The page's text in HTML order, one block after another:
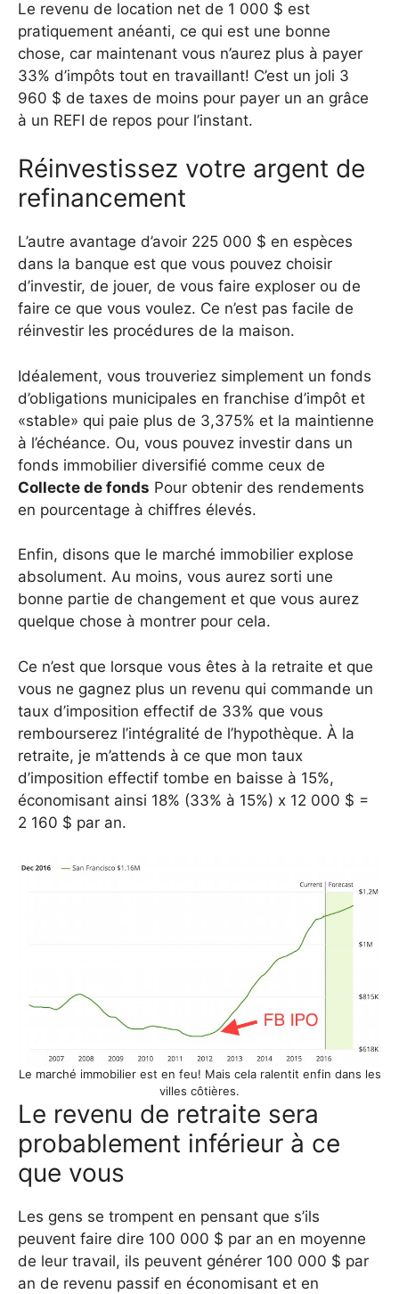
Le revenu de location net de 1 000 $ est
pratiquement anéanti, ce qui est une bonne
chose, car maintenant vous n’aurez plus à payer
33% d’impôts tout en travaillant! C’est un joli 3
960 $ de taxes de moins pour payer un an grâce
à un REFI de repos pour l’instant.
Réinvestissez votre argent de
refinancement
L’autre avantage d’avoir 225 000 $ en espèces
dans la banque est que vous pouvez choisir
d’investir, de jouer, de vous faire exploser ou de
faire ce que vous voulez. Ce n’est pas facile de
réinvestir les procédures de la maison.
Idéalement, vous trouveriez simplement un fonds
d’obligations municipales en franchise d’impôt et
«stable» qui paie plus de 3,375% et la maintienne
à l’échéance. Ou, vous pouvez investir dans un
fonds immobilier diversifié comme ceux de
Collecte de fonds Pour obtenir des rendements
en pourcentage à chiffres élevés.
Enfin, disons que le marché immobilier explose
absolument. Au moins, vous aurez sorti une
bonne partie de changement et que vous aurez
quelque chose à montrer pour cela.
Ce n’est que lorsque vous êtes à la retraite et que
vous ne gagnez plus un revenu qui commande un
taux d’imposition effectif de 33% que vous
rembourserez l’intégralité de l’hypothèque. À la
retraite, je m’attends à ce que mon taux
d’imposition effectif tombe en baisse à 15%,
économisant ainsi 18% (33% à 15%) x 12 000 $ =
2 160 $ ​​par an.
Le marché immobilier est en feu! Mais cela ralentit enfin dans les
villes côtières.
Le revenu de retraite sera
probablement inférieur à ce
que vous
Les gens se trompent en pensant que s’ils
peuvent faire dire 100 000 $ par an en moyenne
de leur travail, ils peuvent générer 100 000 $ par
an de revenu passif en économisant et en